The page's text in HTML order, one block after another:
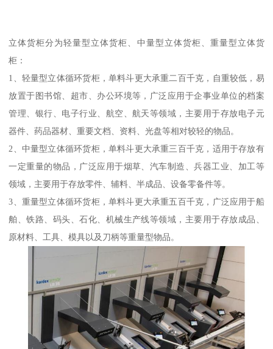
立体货柜分为轻量型立体货柜、中量型立体货柜、重量型立体货
柜：
1、轻量型立体循环货柜，单料斗更大承重二百千克，自重较低，易
放置于图书馆、超市、办公环境等，广泛应用于企事业单位的档案
管理、银行、电子行业、航空、航天等领域，主要用于存放电子元
器件、药品器材、重要文档、资料、光盘等相对较轻的物品。
2、中量型立体循环货柜，单料斗更大承重三百千克，适用于存放有
一定重量的物品，广泛应用于烟草、汽车制造、兵器工业、加工等
领域，主要用于存放零件、辅料、半成品、设备零备件等。
3、重量型立体循环货柜，单料斗更大承重五百千克，广泛应用于船
舶、铁路、码头、石化、机械生产线等领域，主要用于存放成品、
原材料、工具、模具以及刀柄等重量型物品。